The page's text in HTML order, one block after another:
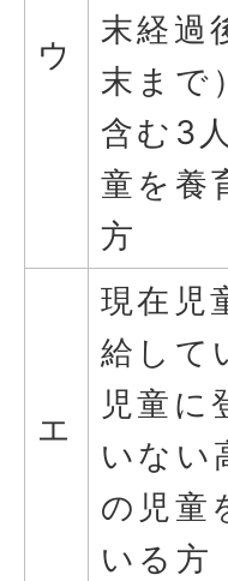
ウ
末経過
末まで
含む3
童を養
方
エ
現在児
給して
児童に
いない
の児童
いる方